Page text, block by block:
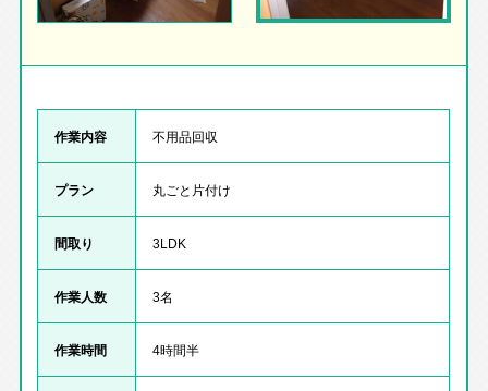
作業内容 不用品回収
プラン 丸ごと片付け
間取り 3LDK
作業人数 3名
作業時間 4時間半